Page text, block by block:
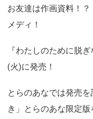
お友達は作画資料！
メディ！
『わたしのために脱
(火)に発売！
とらのあなでは発売
き」とらのあな限定版